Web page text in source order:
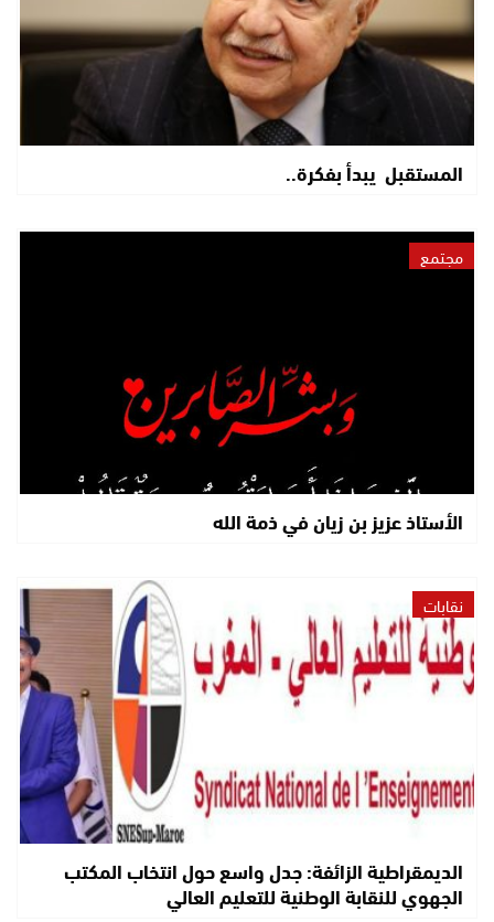
المستقبل يبدأ بفكرة..
مجتمع
الأستاذ عزيز بن زيان في ذمة الله
نقابات
الديمقراطية الزائفة: جدل واسع حول انتخاب المكتب
الجهوي للنقابة الوطنية للتعليم العالي